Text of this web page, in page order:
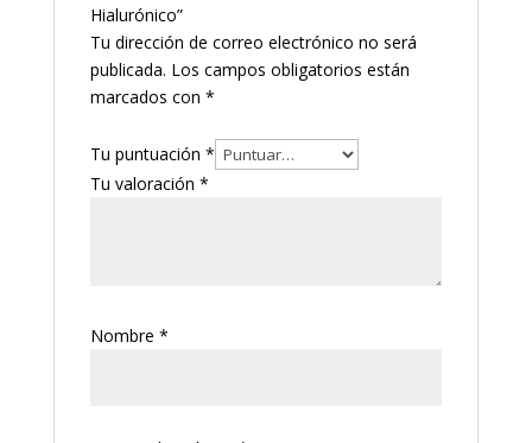
Hialurónico”
Tu dirección de correo electrónico no será
publicada. Los campos obligatorios están
marcados con *
Tu puntuación *
Tu valoración *
Nombre *